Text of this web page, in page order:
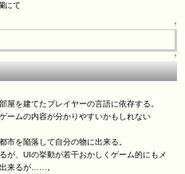
にて
↑
↑
を建てたプレイヤーの言語に依存する。
ームの内容が分かりやすいかもしれない
市を陥落して自分の物に出来る。
、UIの挙動が若干おかしくゲーム的にもメ
来るが……。